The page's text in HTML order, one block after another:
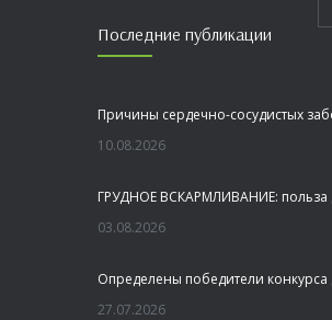
Последние публикации
10.08.2026
03.08.2026
27.07.2026